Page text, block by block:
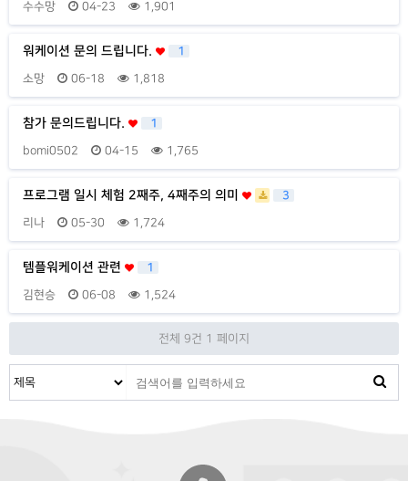
수수망 04-23 1,901
워케이션 문의 드립니다. 1
소망 06-18 1,818
참가 문의드립니다. 1
bomi0502 04-15 1,765
프로그램 일시 체험 2째주, 4째주의 의미 3
리나 05-30 1,724
템플워케이션 관련 1
김현승 06-08 1,524
전체 9건 1 페이지